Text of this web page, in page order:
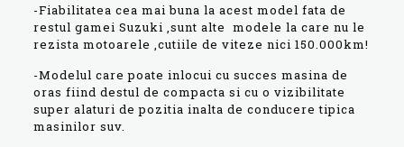
-Fiabilitatea cea mai buna la acest model fata de
restul gamei Suzuki ,sunt alte modele la care nu le
rezista motoarele ,cutiile de viteze nici 150.000km!
-Modelul care poate inlocui cu succes masina de
oras fiind destul de compacta si cu o vizibilitate
super alaturi de pozitia inalta de conducere tipica
masinilor suv.